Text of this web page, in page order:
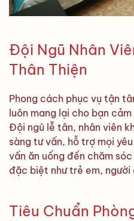
Đội Ngũ Nhân
Thân Thiện
Phong cách phục vụ tận
luôn mang lại cho bạn
Đội ngũ lễ tân, nhân viên
sàng tư vấn, hỗ trợ mọi
vấn ăn uống đến chăm
đặc biệt như trẻ em, người
Tiêu Chuẩn